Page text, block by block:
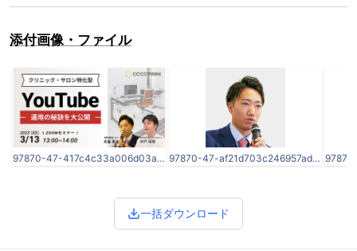
添付画像・ファイル
97870-47-417c4c33a006d03a7651b821b9e21c9d-1200x630.jpg 97870-47-af21d703c246957adf1ca8c50d8be863-200x200.png
一括ダウンロード